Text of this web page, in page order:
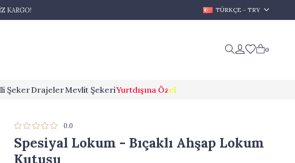
KARGO! TÜRKÇE - TRY
0
ŞekerDrajelerMevlit ŞekeriYurtdışına Özel
0.0
Spesiyal Lokum - Bıçaklı Ahşap Lokum
Kutusu